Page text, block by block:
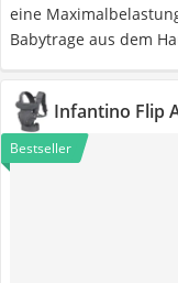
eine
Babytrage aus dem
Infantino Flip
Bestseller